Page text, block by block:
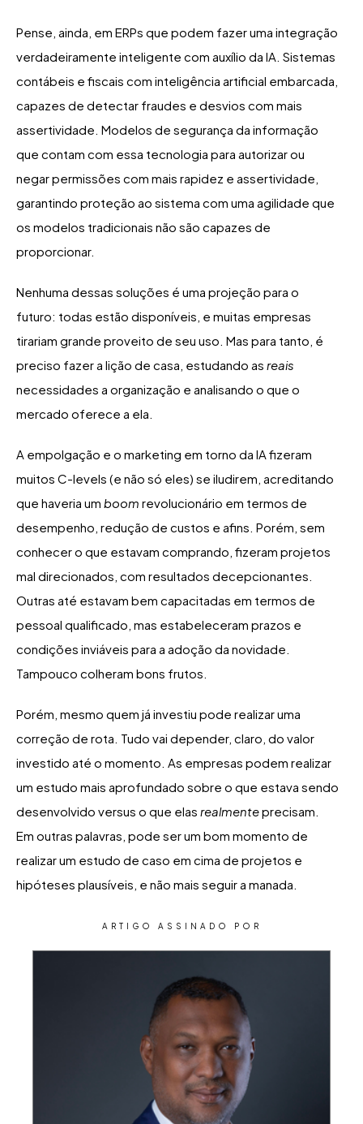
Pense, ainda, em ERPs que podem fazer uma integração
verdadeiramente inteligente com auxílio da IA. Sistemas
contábeis e fiscais com inteligência artificial embarcada,
capazes de detectar fraudes e desvios com mais
assertividade. Modelos de segurança da informação
que contam com essa tecnologia para autorizar ou
negar permissões com mais rapidez e assertividade,
garantindo proteção ao sistema com uma agilidade que
os modelos tradicionais não são capazes de
proporcionar.
Nenhuma dessas soluções é uma projeção para o
futuro: todas estão disponíveis, e muitas empresas
tirariam grande proveito de seu uso. Mas para tanto, é
preciso fazer a lição de casa, estudando as reais
necessidades a organização e analisando o que o
mercado oferece a ela.
A empolgação e o marketing em torno da IA fizeram
muitos C-levels (e não só eles) se iludirem, acreditando
que haveria um boom revolucionário em termos de
desempenho, redução de custos e afins. Porém, sem
conhecer o que estavam comprando, fizeram projetos
mal direcionados, com resultados decepcionantes.
Outras até estavam bem capacitadas em termos de
pessoal qualificado, mas estabeleceram prazos e
condições inviáveis para a adoção da novidade.
Tampouco colheram bons frutos.
Porém, mesmo quem já investiu pode realizar uma
correção de rota. Tudo vai depender, claro, do valor
investido até o momento. As empresas podem realizar
um estudo mais aprofundado sobre o que estava sendo
desenvolvido versus o que elas realmenteprecisam.
Em outras palavras, pode ser um bom momento de
realizar um estudo de caso em cima de projetos e
hipóteses plausíveis, e não mais seguir a manada.
ARTIGO ASSINADO POR